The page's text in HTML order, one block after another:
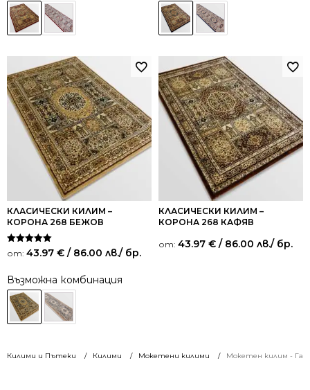
Килими и Пътеки Килими Мокетени килими Мокетен килим -
КЛАСИЧЕСКИ КИЛИМ –
КОРОНА 268 БЕЖОВ
Оценено на
5.00
от: 43.97 € / 86.00 лв./ бр.
Възможна комбинация
КЛАСИЧЕСКИ КИЛИМ –
КОРОНА 268 КАФЯВ
от: 43.97 € / 86.00 лв./ бр.